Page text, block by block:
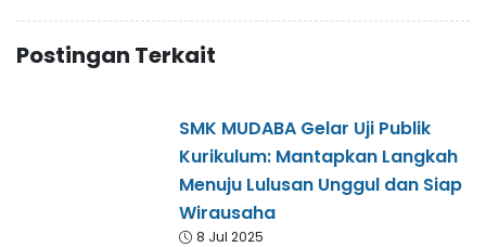
Postingan Terkait
SMK MUDABA Gelar Uji Publik
Kurikulum: Mantapkan Langkah
Menuju Lulusan Unggul dan Siap
Wirausaha
8 Jul 2025